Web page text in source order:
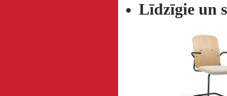
Līdzīgie un